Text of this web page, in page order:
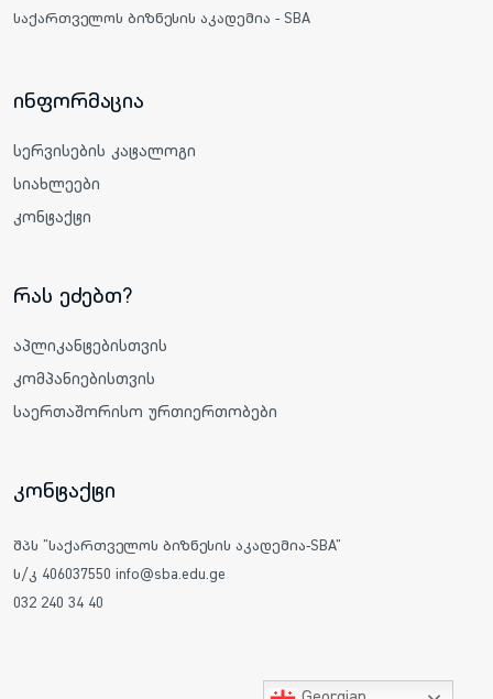
საქართველოს ბიზნესის აკადემია - SBA
ინფორმაცია
სერვისების კატალოგი
სიახლეები
კონტაქტი
რას ეძებთ?
აპლიკანტებისთვის
კომპანიებისთვის
საერთაშორისო ურთიერთობები
კონტაქტი
შპს "საქართველოს ბიზნესის აკადემია-SBA"
ს/კ 406037550 info@sba.edu.ge
032 240 34 40